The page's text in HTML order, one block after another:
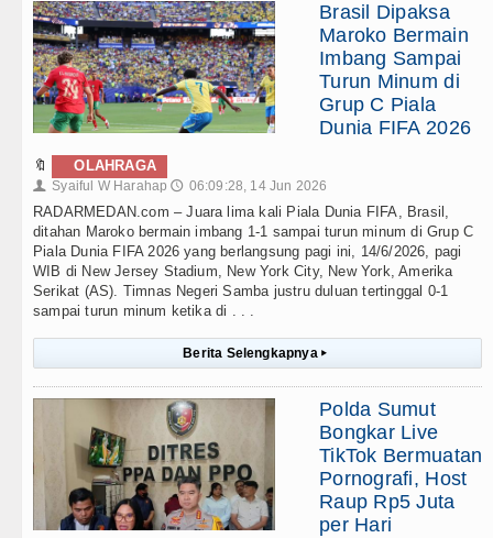
Brasil Dipaksa
Maroko Bermain
Imbang Sampai
Turun Minum di
Grup C Piala
Dunia FIFA 2026
🔖 OLAHRAGA
👤 Syaiful W Harahap 🕔 06:09:28, 14 Jun 2026
RADARMEDAN.com – Juara lima kali Piala Dunia FIFA, Brasil,
ditahan Maroko bermain imbang 1-1 sampai turun minum di Grup C
Piala Dunia FIFA 2026 yang berlangsung pagi ini, 14/6/2026, pagi
WIB di New Jersey Stadium, New York City, New York, Amerika
Serikat (AS). Timnas Negeri Samba justru duluan tertinggal 0-1
sampai turun minum ketika di . . .
Berita Selengkapnya ▸
Polda Sumut
Bongkar Live
TikTok Bermuatan
Pornografi, Host
Raup Rp5 Juta
per Hari